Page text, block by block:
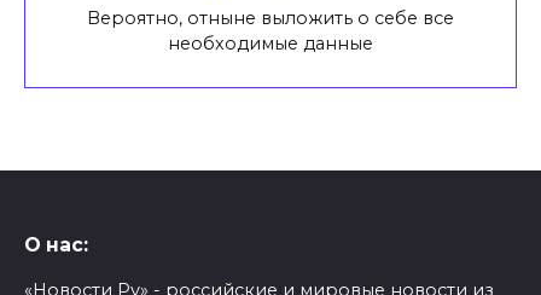
Вероятно, отныне выложить о себе все
необходимые данные
О нас:
«Новости Ру» - российские и мировые новости из